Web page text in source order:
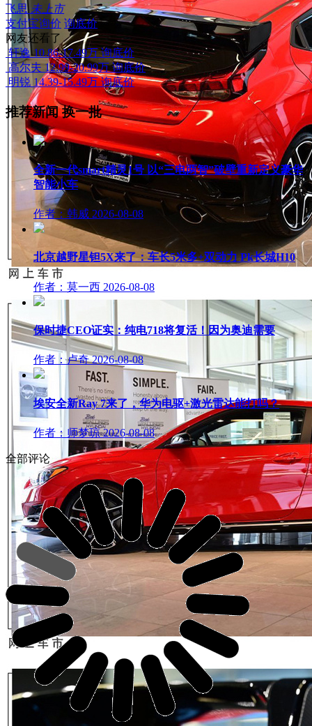
飞思 未上市
支付宝询价 询底价
网友还看了
轩逸 10.86-17.49万 询底价
高尔夫 12.99-20.99万 询底价
明锐 14.39-15.49万 询底价
推荐新闻换一批
全新一代smart精灵1号 以“三电两智”破壁重新定义豪华
智能小车
作者：韩威 2026-08-08
北京越野星钽5X来了：车长5米多+双动力 Pk长城H10
作者：莫一西 2026-08-08
保时捷CEO证实：纯电718将复活！因为奥迪需要
作者：卢奇 2026-08-08
埃安全新Ray 7来了，华为电驱+激光雷达能打吗？
作者：师梦琼 2026-08-08
全部评论